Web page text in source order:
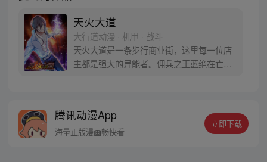
天火大道
大行道动漫 · 机甲 · 战斗
天火大道是一条步行商业街，这里每一位店
主都是强大的异能者。佣兵之王蓝绝在亡妻
家三少小说作品《天火大道》
腾讯动漫App
海量正版漫画畅快看
立即下载